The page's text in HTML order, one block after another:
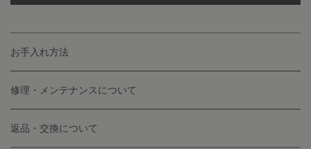
お手入れ方法
修理・メンテナンスについて
返品・交換について